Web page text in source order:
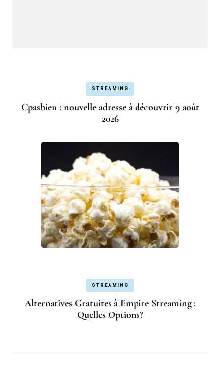
STREAMING
Cpasbien : nouvelle adresse à découvrir 9 août
2026
STREAMING
Alternatives Gratuites à Empire Streaming :
Quelles Options?